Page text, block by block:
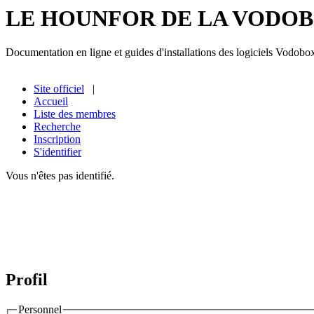
LE HOUNFOR DE LA
Documentation en ligne et guides d'installations des logiciels
Site officiel |
Accueil
Liste des membres
Recherche
Inscription
S'identifier
Vous n'êtes pas identifié.
Profil
Personnel